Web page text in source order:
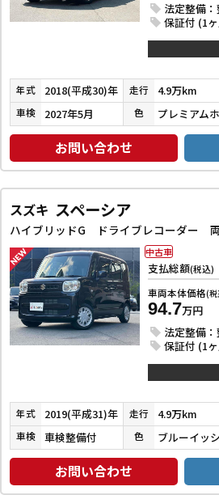
法定整備
保証付 (1
年式 2018(平成30)年 走行 4.9万km
車検 2027年5月 色
お問い合わせ
スズキ スペーシア
支払総額(税込)
車両本体価格(税
94.7万円
法定整備
保証付 (1
中古車
年式 2019(平成31)年 走行 4.9万km
車検 車検整備付 色
お問い合わせ